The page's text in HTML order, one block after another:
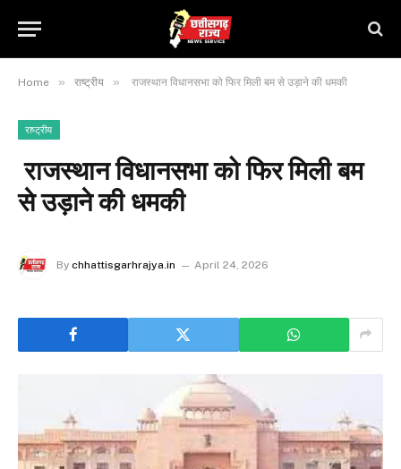
Home » राष्ट्रीय » राजस्थान विधानसभा को फिर मिली बम से उड़ाने की धमकी
राष्ट्रीय
राजस्थान विधानसभा को फिर मिली बम
से उड़ाने की धमकी
By chhattisgarhrajya.in April 24, 2026